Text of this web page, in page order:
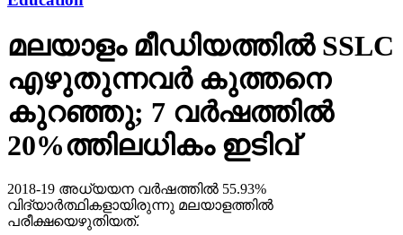
കുറഞ്ഞു; 7 വര്‍ഷത്തില്‍
20%ത്തിലധികം ഇടിവ്
2018-19 അധ്യയന വര്‍ഷത്തില്‍ 55.93%
വിദ്യാര്‍ത്ഥികളായിരുന്നു മലയാളത്തില്‍
പരീക്ഷയെഴുതിയത്.